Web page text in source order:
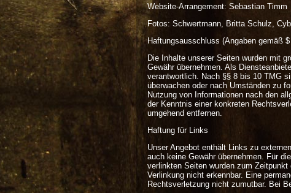
Website-Arrangement: Sebastian Timm
Fotos: Schwertmann, Britta Schulz,
Haftungsausschluss (Angaben gemäß
Die Inhalte unserer Seiten wurden mit
Gewähr übernehmen. Als
verantwortlich. Nach §§ 8 bis 10 TMG
überwachen oder nach Umständen zu
Nutzung von Informationen nach den
der Kenntnis einer konkreten
umgehend entfernen.
Haftung für Links
Unser Angebot enthält Links zu
auch keine Gewähr übernehmen. Für
verlinkten Seiten wurden zum
Verlinkung nicht erkennbar. Eine
Rechtsverletzung nicht zumutbar. Bei